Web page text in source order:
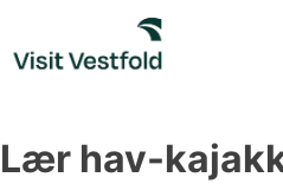
content
Lær hav-